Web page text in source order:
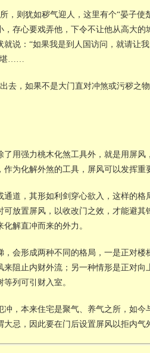
，则犹如秽气迎人，这里有个“晏子使
存心要戏弄他，下令不让他从高大的
说：“如果我是到人国访问，就请让
堪……
去，如果不是大门直对冲煞或污秽之物
用强力桃木化煞工具外，就是用屏风
为化解外煞的工具，屏风可以发挥重
通道，其形如利剑穿心欲入，这样的
放置屏风，以收改门之效，才能避其
解直冲而来的外力。
，会形成两种不同的格局，一是正对楼
阻止内财外流；另一种情形是正对向
列可引财入室。
冲，本来住宅是聚气、养气之所，如
忌，因此要在门后设置屏风以拒内气